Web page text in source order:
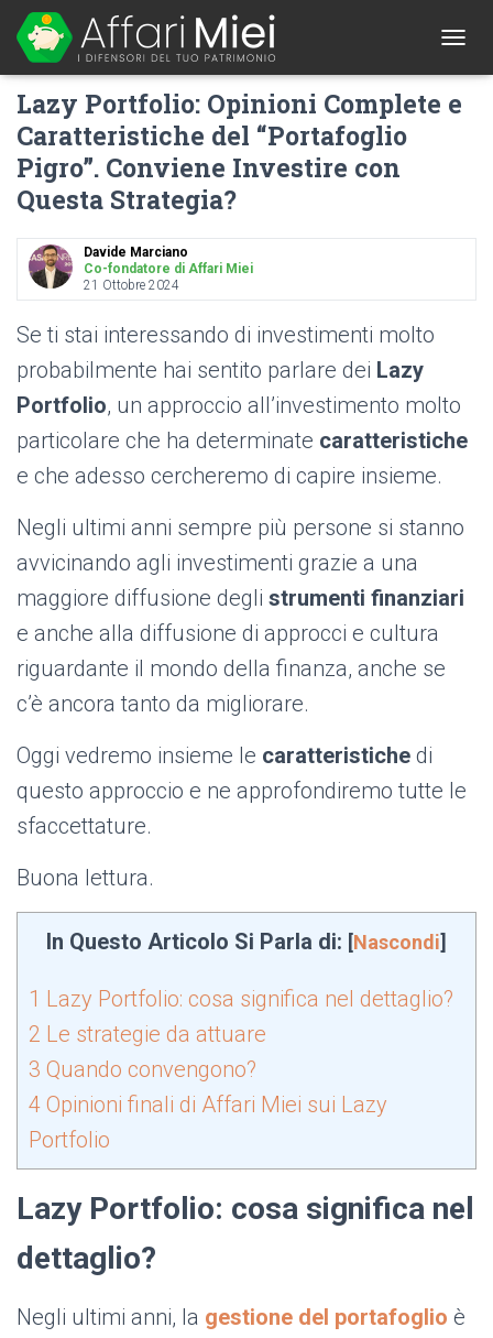
O
G
G
I
T
Lazy Portfolio: Opinioni Complete e
Caratteristiche del “Portafoglio
Pigro”. Conviene Investire con
Questa Strategia?
Davide Marciano
Co-fondatore di Affari Miei
21 Ottobre 2024
Se ti stai interessando di investimenti molto
probabilmente hai sentito parlare dei Lazy
Portfolio, un approccio all’investimento molto
particolare che ha determinate caratteristiche
e che adesso cercheremo di capire insieme.
Negli ultimi anni sempre più persone si stanno
avvicinando agli investimenti grazie a una
maggiore diffusione degli strumenti finanziari
e anche alla diffusione di approcci e cultura
riguardante il mondo della finanza, anche se
c’è ancora tanto da migliorare.
Oggi vedremo insieme le caratteristiche di
questo approccio e ne approfondiremo tutte le
sfaccettature.
Buona lettura.
In Questo Articolo Si Parla di: [Nascondi]
1 Lazy Portfolio: cosa significa nel dettaglio?
2 Le strategie da attuare
3 Quando convengono?
4 Opinioni finali di Affari Miei sui Lazy
Portfolio
Lazy Portfolio: cosa significa nel
dettaglio?
Negli ultimi anni, la gestione del portafoglio è